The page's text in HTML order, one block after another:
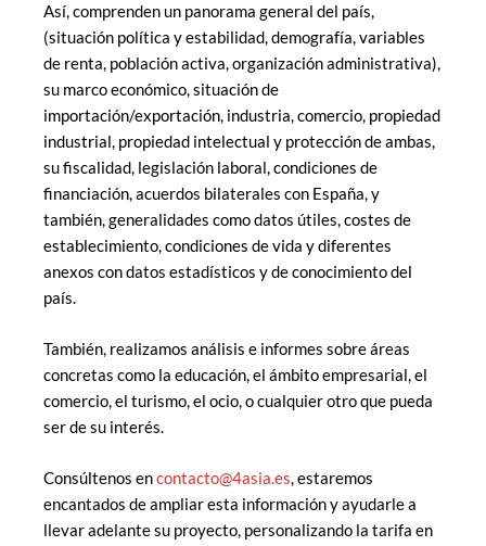
Así, comprenden un panorama general del país,
(situación política y estabilidad, demografía, variables
de renta, población activa, organización administrativa),
su marco económico, situación de
importación/exportación, industria, comercio, propiedad
industrial, propiedad intelectual y protección de ambas,
su fiscalidad, legislación laboral, condiciones de
financiación, acuerdos bilaterales con España, y
también, generalidades como datos útiles, costes de
establecimiento, condiciones de vida y diferentes
anexos con datos estadísticos y de conocimiento del
país.
También, realizamos análisis e informes sobre áreas
concretas como la educación, el ámbito empresarial, el
comercio, el turismo, el ocio, o cualquier otro que pueda
ser de su interés.
Consúltenos encontacto@4asia.es, estaremos
encantados de ampliar esta información y ayudarle a
llevar adelante su proyecto, personalizando la tarifa en